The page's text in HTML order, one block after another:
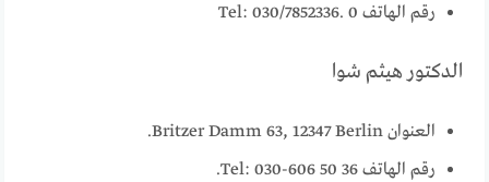
رقم الهاتف Tel: 030/7852336. 0
الدكتور هيثم شوا
العنوان Britzer Damm 63, 12347 Berlin.
رقم الهاتف Tel: 030-606 50 36.